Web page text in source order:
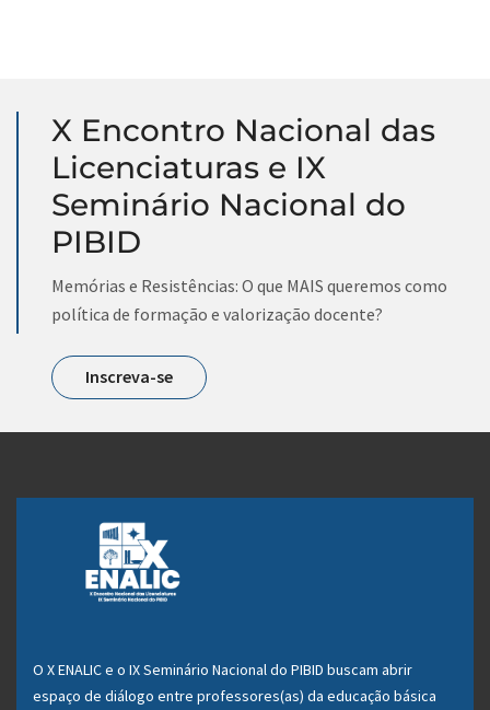
X Encontro Nacional das
Licenciaturas e IX
Seminário Nacional do
PIBID
Memórias e Resistências: O que MAIS queremos como
política de formação e valorização docente?
Inscreva-se
O X ENALIC e o IX Seminário Nacional do PIBID buscam abrir
espaço de diálogo entre professores(as) da educação básica